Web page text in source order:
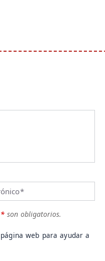
* son obligatorios.
web para ayudar a